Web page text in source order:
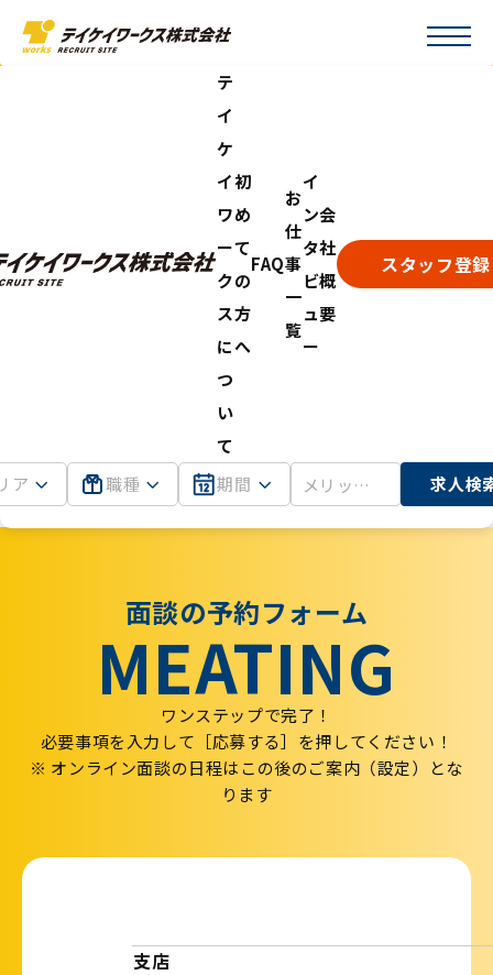
テ
イ
ケ
イ
ワ
ー
ク
ス
に
つ
い
て
初
め
て
の
方
へ
FAQ
お
仕
事
一
覧
イ
ン
タ
ビ
ュ
ー
会
社
概
要
スタッフ登録
ア 職種 期間 求人検
面談の予約フォーム
MEATING
ワンステップで完了！
必要事項を入力して［応募する］を押してください！
※ オンライン面談の日程はこの後のご案内（設定）とな
ります
支店